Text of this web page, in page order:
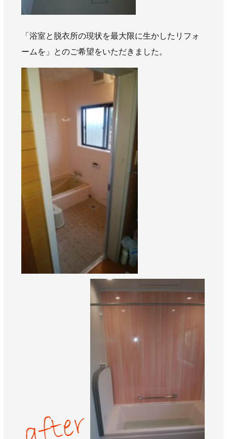
「浴室と脱衣所の現状を最大限に生かしたリフォ
ームを」とのご希望をいただきました。